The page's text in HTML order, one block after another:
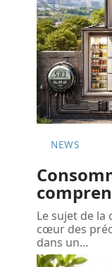
NEWS
Le sujet de
cœur des
dans un…